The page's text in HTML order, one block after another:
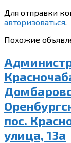
Для отправки
авторизоваться.
Похожие
пос.
улица, 13а